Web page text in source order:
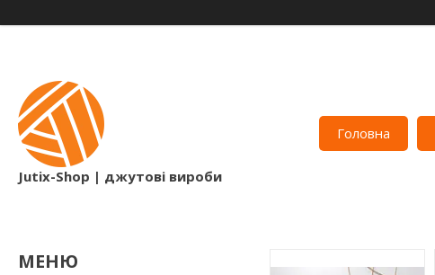
Jutix-Shop | джутові вироби
Головна